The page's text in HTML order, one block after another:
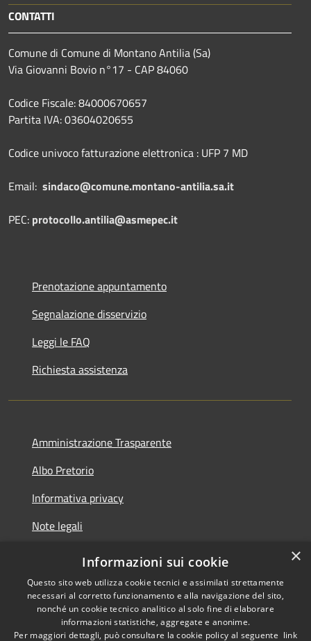
CONTATTI
Comune di Comune di Montano Antilia (Sa)
Via Giovanni Bovio n°17 - CAP 84060
Codice Fiscale: 84000670657
Partita IVA: 03604020655
Codice univoco fatturazione elettronica : UFP 7 MD
Email: sindaco@comune.montano-antilia.sa.it
PEC: protocollo.antilia@asmepec.it
Prenotazione appuntamento
Segnalazione disservizio
Leggi le FAQ
Richiesta assistenza
Amministrazione Trasparente
Albo Pretorio
Informativa privacy
Note legali
Dichiarazione di accessibilità
Copyright © 2026 • Comune di
×
Informazioni sui cookie
Questo sito web utilizza cookie tecnici e assimilati strettamente
necessari al corretto funzionamento e alla navigazione del sito,
nonché un cookie tecnico analitico al solo fine di elaborare
informazioni statistiche, aggregate e anonime.
Per maggiori dettagli, può consultare la cookie policy al seguente link